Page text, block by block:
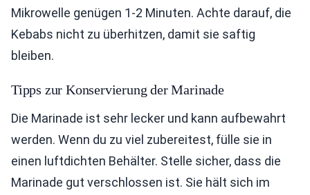
Mikrowelle genügen 1-2 Minuten. Achte darauf, die
Kebabs nicht zu überhitzen, damit sie saftig
bleiben.
Tipps zur Konservierung der Marinade
Die Marinade ist sehr lecker und kann aufbewahrt
werden. Wenn du zu viel zubereitest, fülle sie in
einen luftdichten Behälter. Stelle sicher, dass die
Marinade gut verschlossen ist. Sie hält sich im